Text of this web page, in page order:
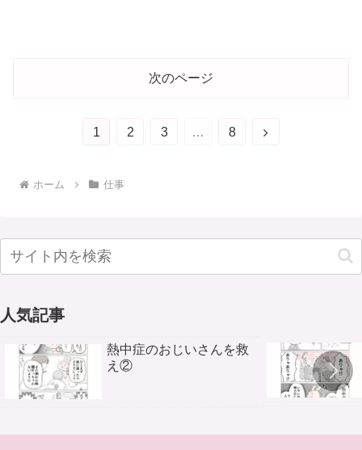
次のページ
1 2 3 … 8
ホーム 仕事
人気記事
熱中症のおじいさんを救
え②